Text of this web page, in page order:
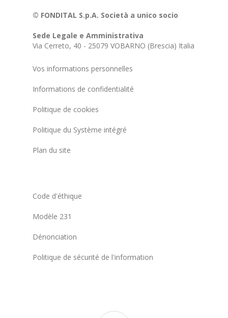
© FONDITAL S.p.A. Società a unico socio
Sede Legale e Amministrativa
Via Cerreto, 40 - 25079 VOBARNO (Brescia) Italia
Vos informations personnelles
Informations de confidentialité
Politique de cookies
Politique du Système intégré
Plan du site
Code d'éthique
Modèle 231
Dénonciation
Politique de sécurité de l'information